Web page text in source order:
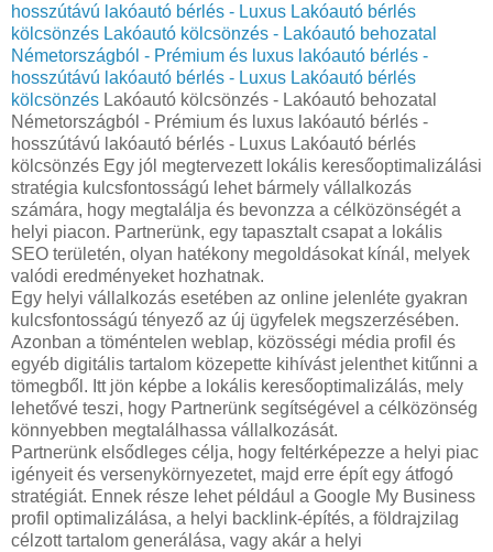
hosszútávú lakóautó bérlés - Luxus Lakóautó bérlés
kölcsönzés Lakóautó kölcsönzés - Lakóautó behozatal
Németországból - Prémium és luxus lakóautó bérlés -
hosszútávú lakóautó bérlés - Luxus Lakóautó bérlés
kölcsönzés Lakóautó kölcsönzés - Lakóautó behozatal
Németországból - Prémium és luxus lakóautó bérlés -
hosszútávú lakóautó bérlés - Luxus Lakóautó bérlés
kölcsönzés Egy jól megtervezett lokális keresőoptimalizálási
stratégia kulcsfontosságú lehet bármely vállalkozás
számára, hogy megtalálja és bevonzza a célközönségét a
helyi piacon. Partnerünk, egy tapasztalt csapat a lokális
SEO területén, olyan hatékony megoldásokat kínál, melyek
valódi eredményeket hozhatnak.
Egy helyi vállalkozás esetében az online jelenléte gyakran
kulcsfontosságú tényező az új ügyfelek megszerzésében.
Azonban a töméntelen weblap, közösségi média profil és
egyéb digitális tartalom közepette kihívást jelenthet kitűnni a
tömegből. Itt jön képbe a lokális keresőoptimalizálás, mely
lehetővé teszi, hogy Partnerünk segítségével a célközönség
könnyebben megtalálhassa vállalkozását.
Partnerünk elsődleges célja, hogy feltérképezze a helyi piac
igényeit és versenykörnyezetet, majd erre épít egy átfogó
stratégiát. Ennek része lehet például a Google My Business
profil optimalizálása, a helyi backlink-építés, a földrajzilag
célzott tartalom generálása, vagy akár a helyi